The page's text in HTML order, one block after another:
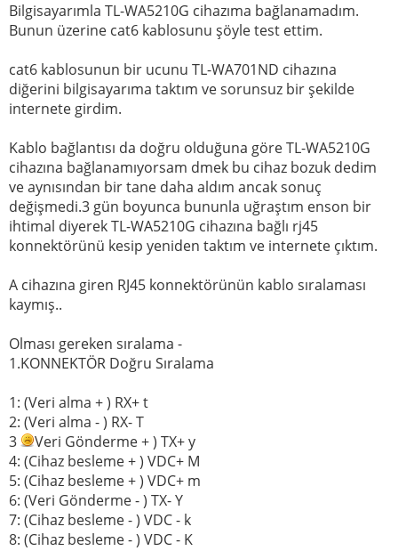
Bilgisayarımla TL-WA5210G cihazıma bağlanamadım.
Bunun üzerine cat6 kablosunu şöyle test ettim.
cat6 kablosunun bir ucunu TL-WA701ND cihazına
diğerini bilgisayarıma taktım ve sorunsuz bir şekilde
internete girdim.
Kablo bağlantısı da doğru olduğuna göre TL-WA5210G
cihazına bağlanamıyorsam dmek bu cihaz bozuk dedim
ve aynısından bir tane daha aldım ancak sonuç
değişmedi.3 gün boyunca bununla uğraştım enson bir
ihtimal diyerek TL-WA5210G cihazına bağlı rj45
konnektörünü kesip yeniden taktım ve internete çıktım.
A cihazına giren RJ45 konnektörünün kablo sıralaması
kaymış..
Olması gereken sıralama -
1.KONNEKTÖR Doğru Sıralama
1: (Veri alma + ) RX+ t
2: (Veri alma - ) RX- T
3
Veri Gönderme + ) TX+ y
4: (Cihaz besleme + ) VDC+ M
5: (Cihaz besleme + ) VDC+ m
6: (Veri Gönderme - ) TX- Y
7: (Cihaz besleme - ) VDC - k
8: (Cihaz besleme - ) VDC - K